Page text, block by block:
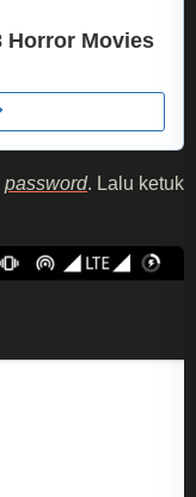
password. Lalu ketuk